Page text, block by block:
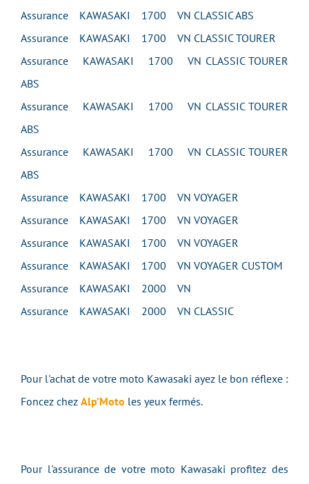
Assurance KAWASAKI 1700 VN CLASSIC ABS
Assurance KAWASAKI 1700 VN CLASSIC TOURER
Assurance KAWASAKI 1700 VN CLASSIC TOURER
ABS
Assurance KAWASAKI 1700 VN CLASSIC TOURER
ABS
Assurance KAWASAKI 1700 VN CLASSIC TOURER
ABS
Assurance KAWASAKI 1700 VN VOYAGER
Assurance KAWASAKI 1700 VN VOYAGER
Assurance KAWASAKI 1700 VN VOYAGER
Assurance KAWASAKI 1700 VN VOYAGER CUSTOM
Assurance KAWASAKI 2000 VN
Assurance KAWASAKI 2000 VN CLASSIC
Pour l'achat de votre moto Kawasaki ayez le bon réflexe :
Foncez chez Alp’Moto les yeux fermés.
Pour l'assurance de votre moto Kawasaki profitez des